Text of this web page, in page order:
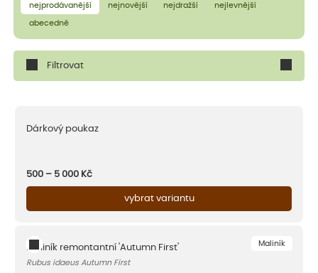
nejprodávanější nejnovější nejdražší nejlevnější
abecedně
Filtrovat
Dárkový poukaz
500 – 5 000 Kč
vybrat variantu
Maliník
Maliník remontantní 'Autumn First'
Rubus idaeus Autumn First